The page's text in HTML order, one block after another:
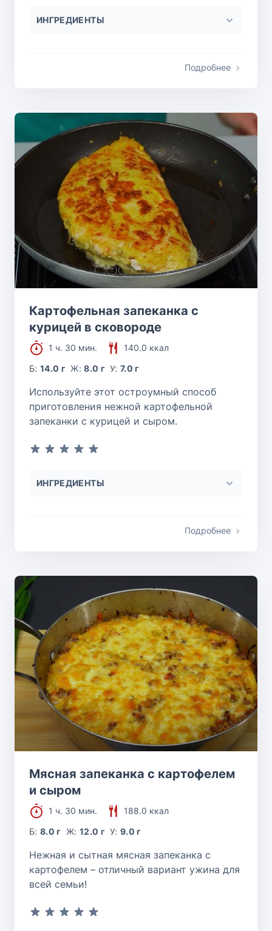
ИНГРЕДИЕНТЫ
Подробнее
Картофельная запеканка с
курицей в сковороде
1 ч. 30 мин.
140.0 ккал
Б:14.0 г Ж:8.0 г У:7.0 г
Используйте этот остроумный способ
приготовления нежной картофельной
запеканки с курицей и сыром.
ИНГРЕДИЕНТЫ
Подробнее
Мясная запеканка с картофелем
и сыром
1 ч. 30 мин.
188.0 ккал
Б:8.0 г Ж: 12.0 г У:9.0 г
Нежная и сытная мясная запеканка с
картофелем – отличный вариант ужина для
всей семьи!